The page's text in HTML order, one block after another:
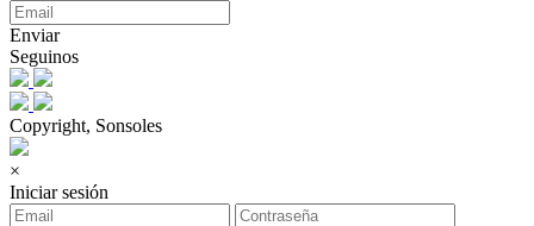
Enviar
Seguinos
Copyright, Sonsoles
×
Iniciar sesión